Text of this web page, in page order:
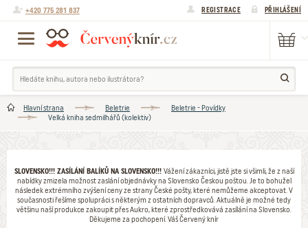
+420 775 281 837 REGISTRACE PŘIHLÁŠENÍ
Hlavní strana Beletrie
Beletrie - Povídky
Velká kniha sedmilhářů (kolektiv)
SLOVENSKO!!! ZASÍLÁNÍ BALÍKŮ NA SLOVENSKO!!! Vážení zákazníci, jistě jste si všimli, že z naší
nabídky zmizela možnost zaslání objednávky na Slovensko Českou poštou. Je to bohužel
následek extrémního zvýšení ceny ze strany České pošty, které nemůžeme akceptovat. V
současnosti řešíme spolupráci s některým z ostatních dopravců. Aktuálně je možné tedy
většinu naší produkce zakoupit přes Aukro, které zprostředkovává zasílání na Slovensko.
Děkujeme za pochopení. Váš Červený knír